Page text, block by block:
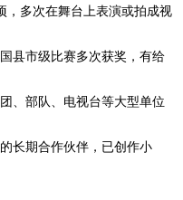
，多次在舞台上表演或拍成视
县市级比赛多次获奖，有给
、部队、电视台等大型单位
长期合作伙伴，已创作小